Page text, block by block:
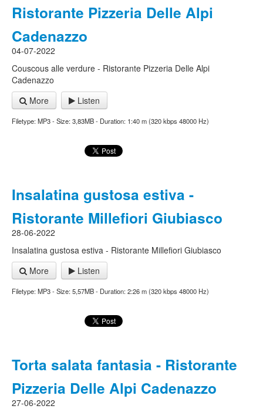
Ristorante Pizzeria Delle Alpi
Cadenazzo
04-07-2022
Couscous alle verdure - Ristorante Pizzeria Delle Alpi
Cadenazzo
More
Listen
Filetype: MP3 - Size: 3,83MB - Duration: 1:40 m (320 kbps 48000 Hz)
Insalatina gustosa estiva -
Ristorante Millefiori Giubiasco
28-06-2022
Insalatina gustosa estiva - Ristorante Millefiori Giubiasco
More
Listen
Filetype: MP3 - Size: 5,57MB - Duration: 2:26 m (320 kbps 48000 Hz)
Torta salata fantasia - Ristorante
Pizzeria Delle Alpi Cadenazzo
27-06-2022